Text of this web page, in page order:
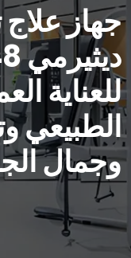
جهاز علاج
للعناية
الطبيعي
وجمال